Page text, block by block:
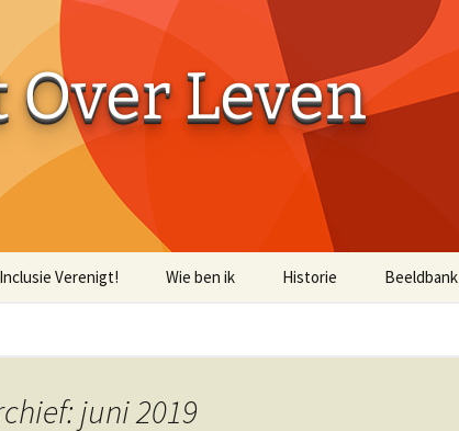
Over Leven
Inclusie Verenigt! Wie ben ik Historie Beeldbank
juni 2019